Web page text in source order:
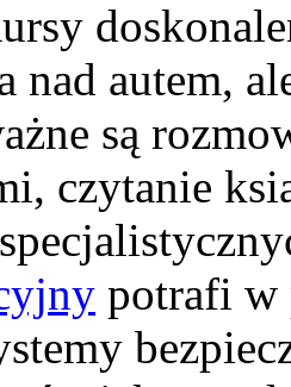
nad autem,
są
czytanie
potrafi w